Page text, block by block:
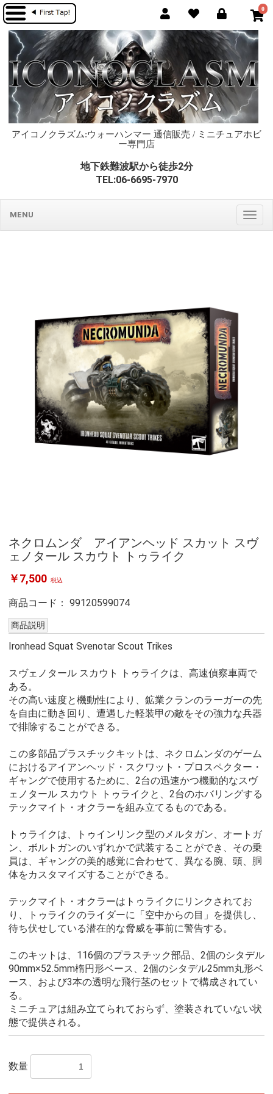
0
アイコノクラズム:ウォーハンマー 通信販売 / ミニチュアホビ
ー専門店
地下鉄難波駅から徒歩2分
TEL:06-6695-7970
MENU
ネクロムンダ アイアンヘッド スカット スヴ
ェノタール スカウト トゥライク
￥7,500 税込
商品コード： 99120599074
商品説明
Ironhead Squat Svenotar Scout Trikes
スヴェノタール スカウト トゥライクは、高速偵察車両で
ある。
その高い速度と機動性により、鉱業クランのラーガーの先
を自由に動き回り、遭遇した軽装甲の敵をその強力な兵器
で排除することができる。
この多部品プラスチックキットは、ネクロムンダのゲーム
におけるアイアンヘッド・スクワット・プロスペクター・
ギャングで使用するために、2台の迅速かつ機動的なスヴ
ェノタール スカウト トゥライクと、2台のホバリングする
テックマイト・オクラーを組み立てるものである。
トゥライクは、トゥインリンク型のメルタガン、オートガ
ン、ボルトガンのいずれかで武装することができ、その乗
員は、ギャングの美的感覚に合わせて、異なる腕、頭、胴
体をカスタマイズすることができる。
テックマイト・オクラーはトゥライクにリンクされてお
り、トゥライクのライダーに「空中からの目」を提供し、
待ち伏せしている潜在的な脅威を事前に警告する。
このキットは、116個のプラスチック部品、2個のシタデル
90mm×52.5mm楕円形ベース、2個のシタデル25mm丸形ベ
ース、および3本の透明な飛行茎のセットで構成されてい
る。
ミニチュアは組み立てられておらず、塗装されていない状
態で提供される。
数量